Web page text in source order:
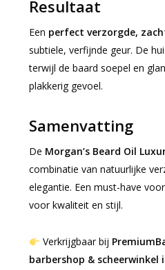
Resultaat
Een perfect verzorgde,
subtiele, verfijnde geur. De
terwijl de baard soepel en
plakkerig gevoel.
Samenvatting
De Morgan’s Beard Oil
combinatie van natuurlijke
elegantie. Een must-have
voor kwaliteit en stijl.
Verkrijgbaar bij
barbershop & scheerwinkel